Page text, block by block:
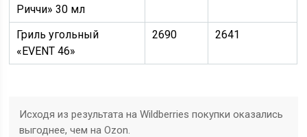
Риччи» 30 мл
Гриль угольный
«EVENT 46»
2690 2641
Исходя из результата на Wildberries покупки оказались
выгоднее, чем на Ozon.